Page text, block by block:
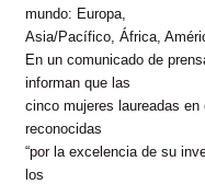
mundo: Europa,
Asia/Pacífico, África,
En un comunicado de
informan que las
cinco mujeres laureadas
reconocidas
“por la excelencia de su
los